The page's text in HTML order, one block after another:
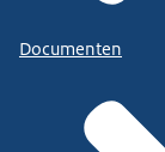
Documenten